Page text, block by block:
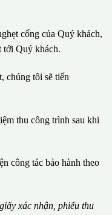
cống của Quý khách,
tới Quý khách.
chúng tôi sẽ tiến
thu công trình sau khi
công tác bảo hành theo
ấy xác nhận, phiếu thu